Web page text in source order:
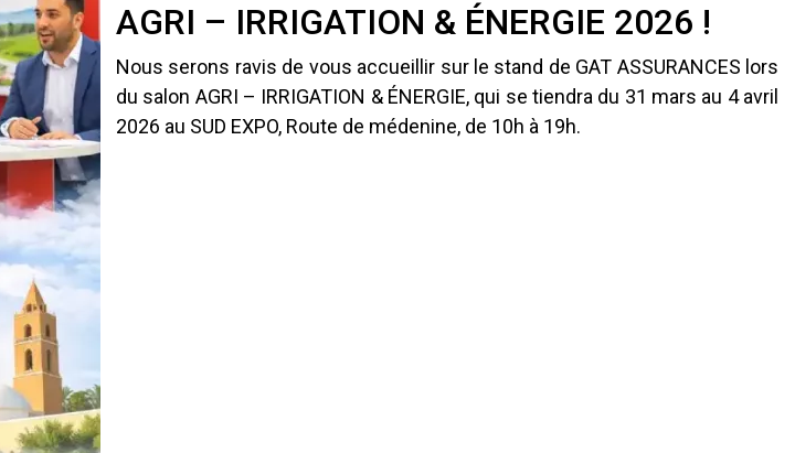
AGRI – IRRIGATION & ÉNERGIE 2026 !
Nous serons ravis de vous accueillir sur le stand de GAT ASSURANCES lors
du salon AGRI – IRRIGATION & ÉNERGIE, qui se tiendra du 31 mars au 4 avril
2026 au SUD EXPO, Route de médenine, de 10h à 19h.